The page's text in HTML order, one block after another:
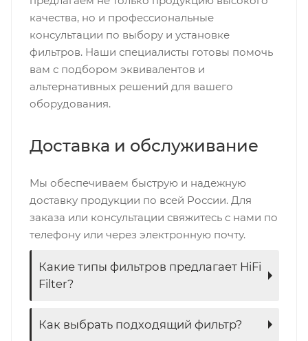
качества, но и профессиональные
консультации по выбору и установке
фильтров. Наши специалисты готовы помочь
вам с подбором эквивалентов и
альтернативных решений для вашего
оборудования.
Доставка и обслуживание
Мы обеспечиваем быструю и надежную
доставку продукции по всей России. Для
заказа или консультации свяжитесь с нами по
телефону или через электронную почту.
Какие типы фильтров предлагает HiFi
Filter?
Как выбрать подходящий фильтр?